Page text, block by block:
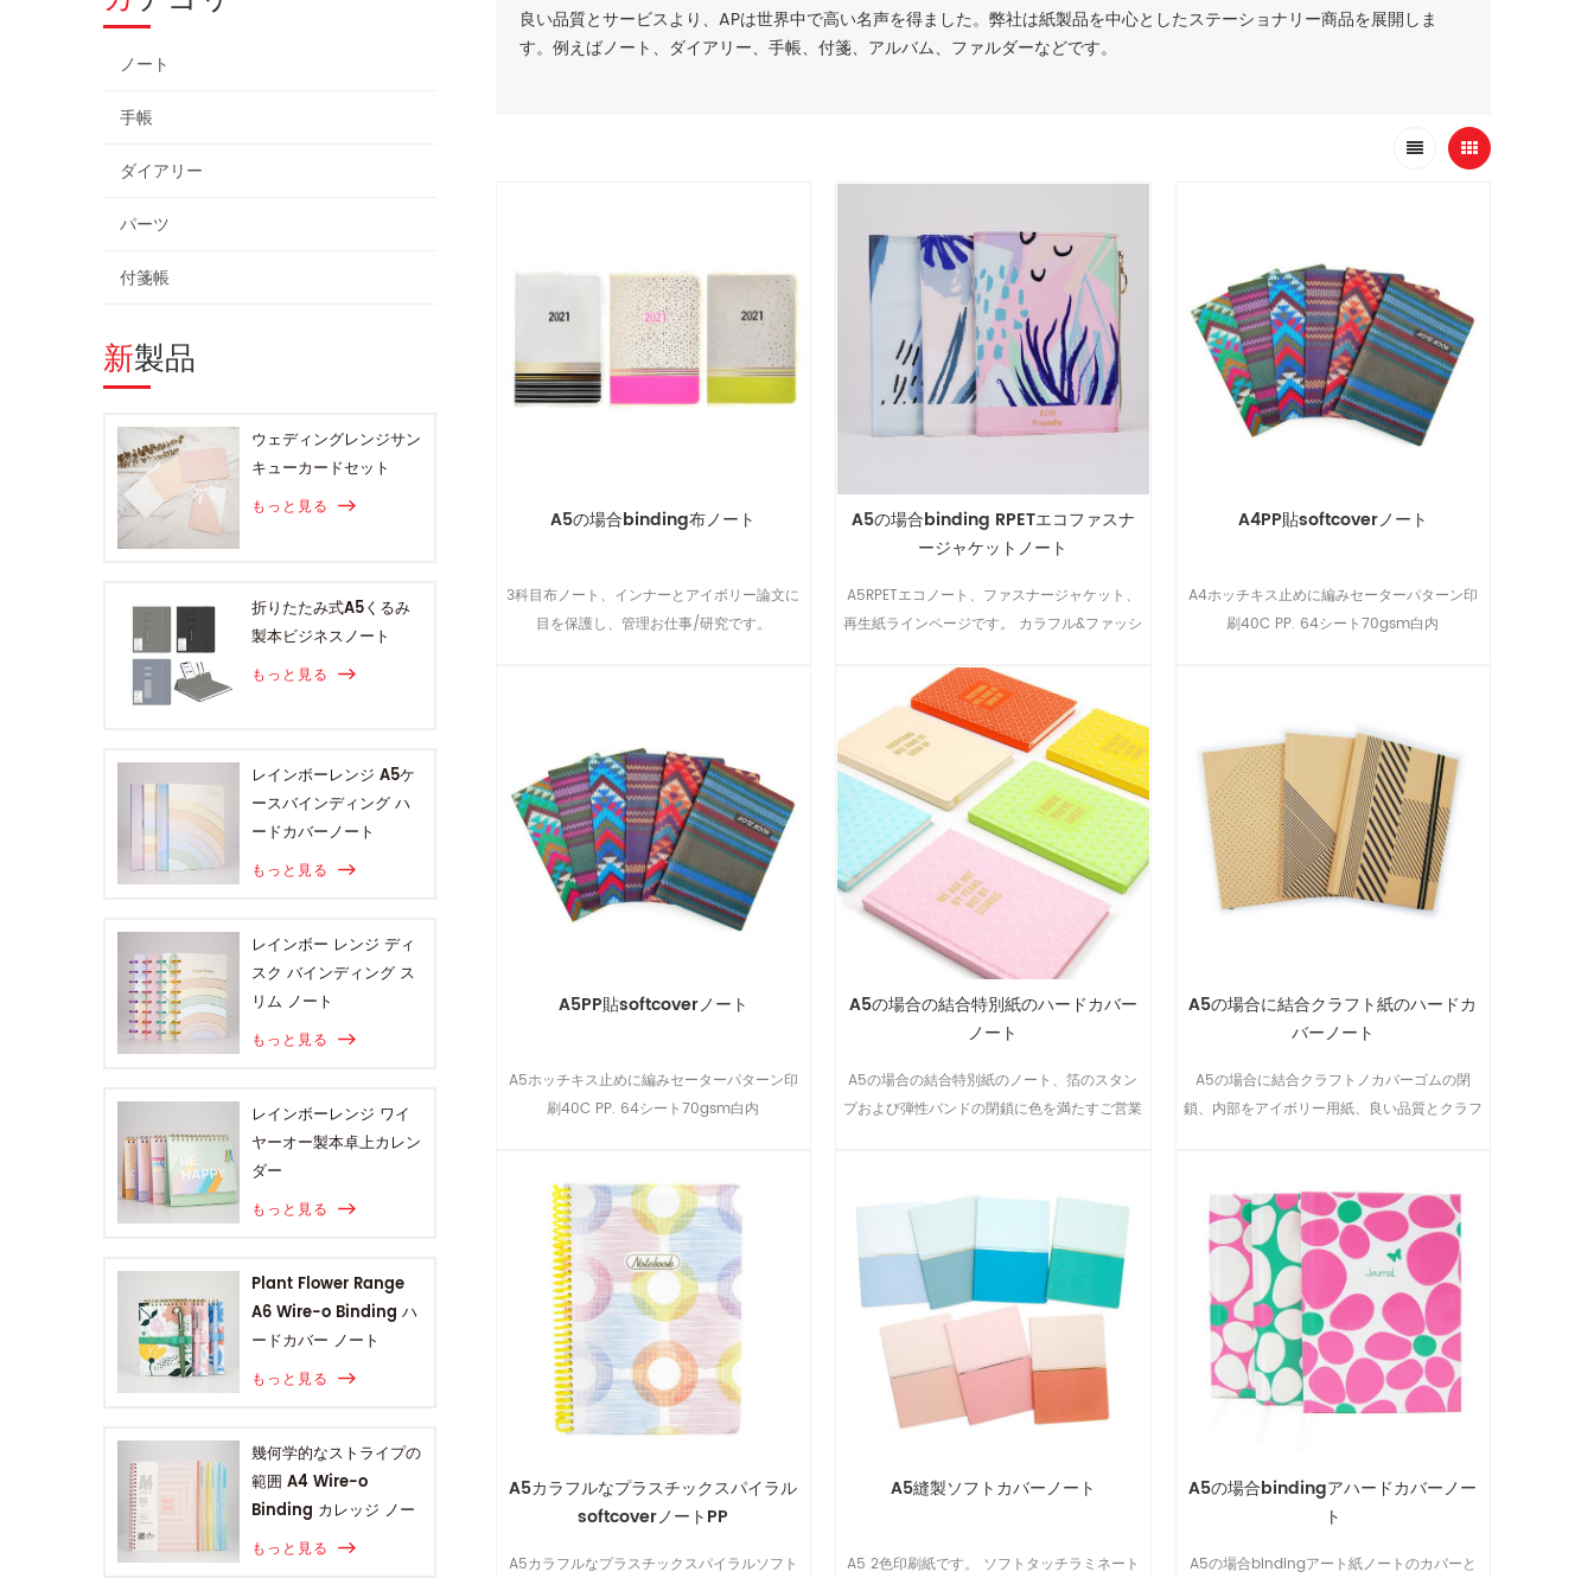
ノート
手帳
ダイアリー
パーツ
付箋帳
新製品
ウェディングレンジサン
キューカードセット
もっと見る
折りたたみ式A5くるみ
製本ビジネスノート
もっと見る
レインボーレンジ A5ケ
ースバインディング ハ
ードカバーノート
もっと見る
レインボー レンジ ディ
スク バインディング ス
リム ノート
もっと見る
レインボーレンジ ワイ
ヤーオー製本卓上カレン
ダー
もっと見る
Plant Flower Range
A6 Wire-o Binding ハ
ードカバー ノート
もっと見る
幾何学的なストライプの
範囲 A4 Wire-o
Binding カレッジ ノー
ト
もっと見る
良い品質とサービスより、APは世界中で高い名声を得ました。弊社は紙製品を中心としたステーショナリー商品を展開しま
す。例えばノート、ダイアリー、手帳、付箋、アルバム、ファルダーなどです。
A5の場合binding布ノート
3科目布ノート、インナーとアイボリー論文に
目を保護し、管理お仕事/研究です。
A5の場合binding RPETエコファスナ
ージャケットノート
A5RPETエコノート、ファスナージャケット、
再生紙ラインページです。 カラフル&ファッシ
です。
A4PP貼softcoverノート
A4ホッチキス止めに編みセーターパターン印
刷40C PP. 64シート70gsm白内
A5PP貼softcoverノート
A5ホッチキス止めに編みセーターパターン印
刷40C PP. 64シート70gsm白内
A5の場合の結合特別紙のハードカバー
ノート
A5の場合の結合特別紙のノート、箔のスタン
プおよび弾性バンドの閉鎖に色を満たすご営業
A5の場合に結合クラフト紙のハードカ
バーノート
A5の場合に結合クラフトノカバーゴムの閉
鎖、内部をアイボリー用紙、良い品質とクラフ
A5カラフルなプラスチックスパイラル
softcoverノートPP
A5カラフルなプラスチックスパイラルソフト
A5縫製ソフトカバーノート
A5 2色印刷紙です。 ソフトタッチラミネート
A5の場合bindingアハードカバーノー
ト
A5の場合bindingアート紙ノートのカバーと